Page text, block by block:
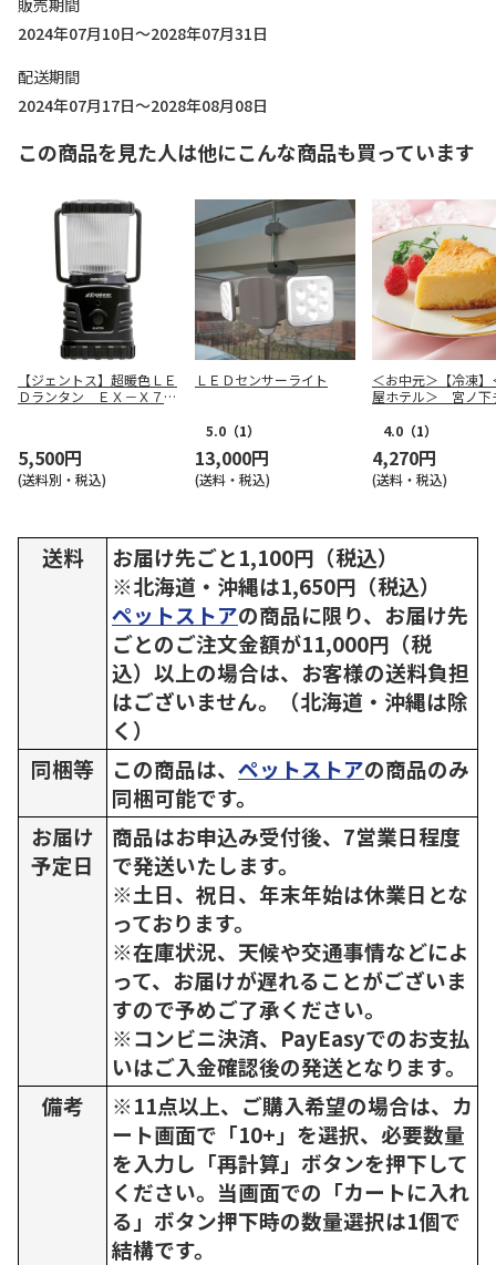
販売期間
2024年07月10日～2028年07月31日
配送期間
2024年07月17日～2028年08月08日
この商品を見た人は他にこんな商品も買っています
【ジェントス】超暖色ＬＥ
Ｄランタン ＥＸ－Ｘ７７
5,500円
(送料別・税込)
ＬＥＤセンサーライト
5.0 （1）
13,000円
(送料・税込)
＜お中元＞【冷凍】
屋ホテル＞ 宮ノ下
4.0 （1）
4,270円
(送料・税込)
送料
お届け先ごと1,100円（税込）
※北海道・沖縄は1,650円（税込）
ペットストアの商品に限り、お届け先
ごとのご注文金額が11,000円（税
込）以上の場合は、お客様の送料負担
はございません。（北海道・沖縄は除
く）
同梱等
この商品は、 ペットストアの商品のみ
同梱可能です。
お届け
予定日
商品はお申込み受付後、7営業日程度
で発送いたします。
※土日、祝日、年末年始は休業日とな
っております。
※在庫状況、天候や交通事情などによ
って、お届けが遅れることがございま
すので予めご了承ください。
※コンビニ決済、PayEasyでのお支払
いはご入金確認後の発送となります。
備考
※11点以上、ご購入希望の場合は、カ
ート画面で「10+」を選択、必要数量
を入力し「再計算」ボタンを押下して
ください。当画面での「カートに入れ
る」ボタン押下時の数量選択は1個で
結構です。